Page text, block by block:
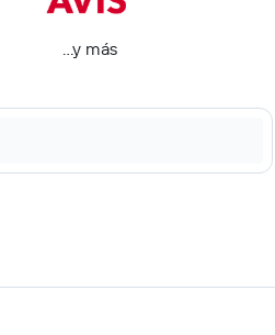
...y más